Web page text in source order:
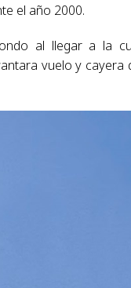
el año 2000.
al llegar a la
vuelo y cayera